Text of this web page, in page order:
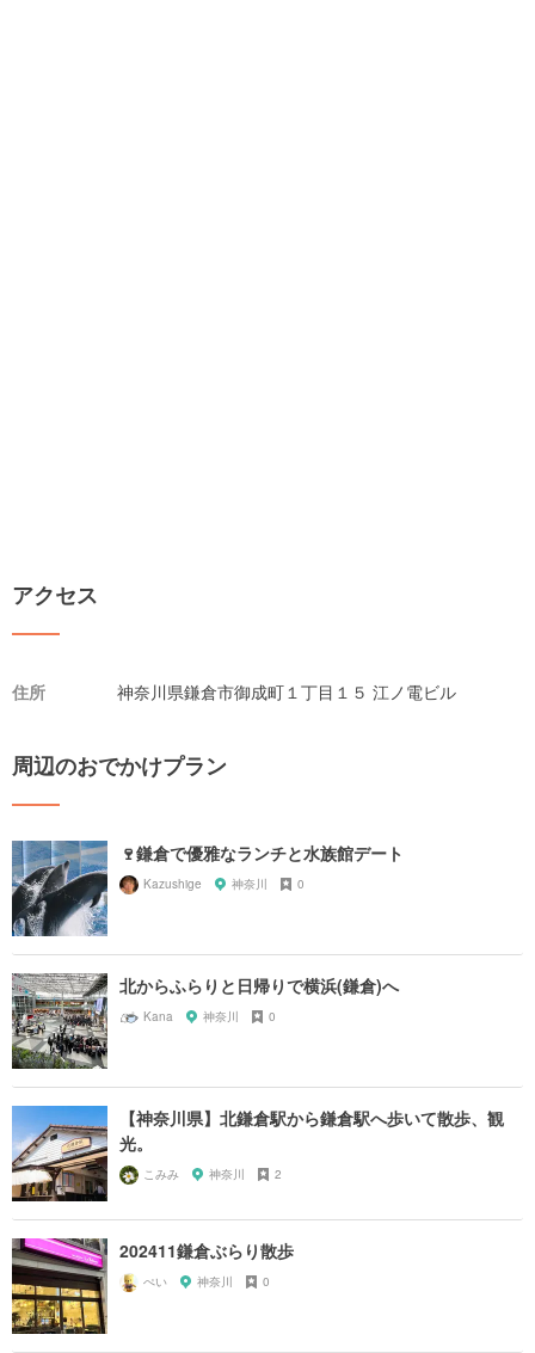
アクセス
住所 神奈川県鎌倉市御成町１丁目１５ 江ノ電ビル
周辺のおでかけプラン
🍷鎌倉で優雅なランチと水族館デート
Kazushige 神奈川 0
北からふらりと日帰りで横浜(鎌倉)へ
Kana 神奈川 0
【神奈川県】北鎌倉駅から鎌倉駅へ歩いて散歩、観
光。
こみみ 神奈川 2
202411鎌倉ぶらり散歩
ぺい 神奈川 0